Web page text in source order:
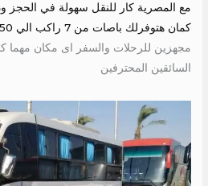
مع المصرية كار للنقل سهولة في الحجز
كمان هتوفرلك باصات من 7 راكب الي 50 راكب
مجهزين للرحلات والسفر اى مكان مهما
السائقين المحترفين